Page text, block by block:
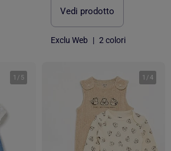
Vedi prodotto
Exclu Web | 2 colori
1 / 5 1 /4